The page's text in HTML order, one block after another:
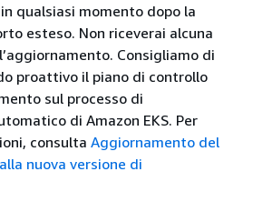
qualsiasi momento dopo la
esteso. Non riceverai alcuna
Consigliamo di
proattivo il piano di controllo
sul processo di
di Amazon EKS. Per
consulta Aggiornamento del
nuova versione di